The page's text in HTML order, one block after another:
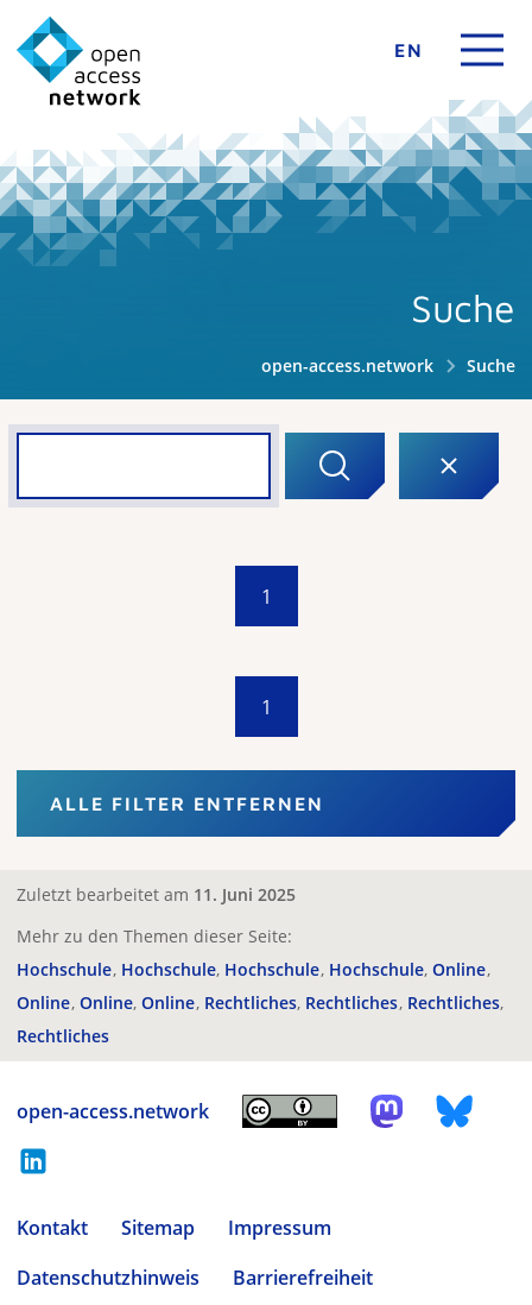
EN
Suche
open-access.network Suche
1
1
ALLE FILTER ENTFERNEN
Zuletzt bearbeitet am 11. Juni 2025
Mehr zu den Themen dieser Seite:
Hochschule Hochschule Hochschule Hochschule Online
Online Online Online Rechtliches Rechtliches Rechtliches
Rechtliches
open-access.network
Kontakt Sitemap
Impressum
Datenschutzhinweis
Barrierefreiheit